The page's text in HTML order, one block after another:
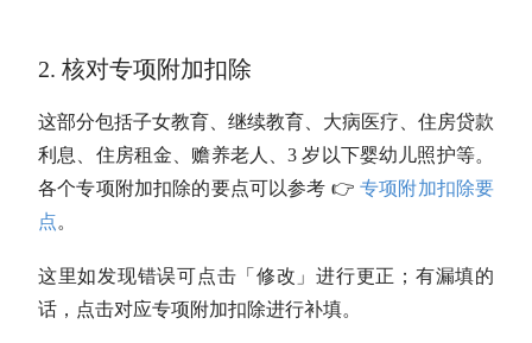
2. 核对专项附加扣除
这部分包括子女教育、继续教育、大病医疗、住房贷款
利息、住房租金、赡养老人、3 岁以下婴幼儿照护等。
各个专项附加扣除的要点可以参考 👉 专项附加扣除要
点。
这里如发现错误可点击「修改」进行更正；有漏填的
话，点击对应专项附加扣除进行补填。